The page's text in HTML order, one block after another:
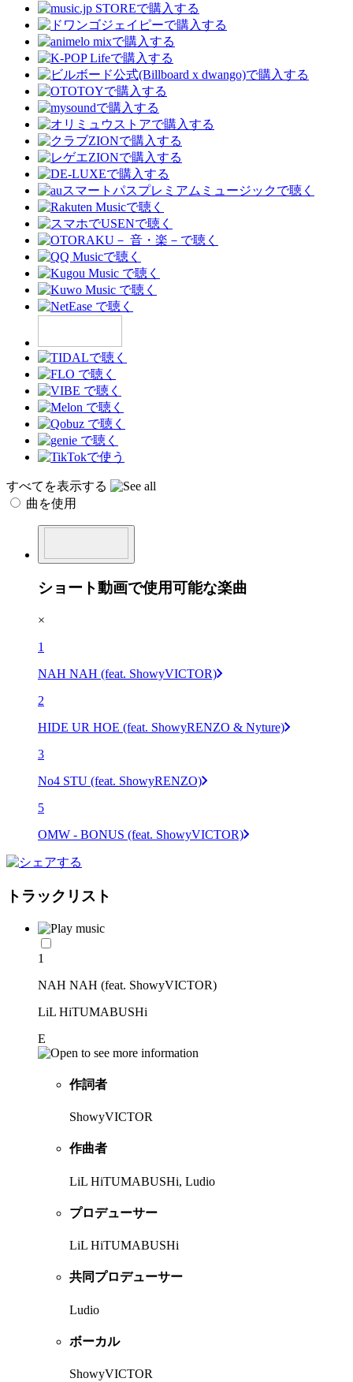
すべてを表示する
曲を使用
ショート動画で使用可能な楽曲
×
1
NAH NAH (feat. ShowyVICTOR)
2
HIDE UR HOE (feat. ShowyRENZO & Nyture)
3
No4 STU (feat. ShowyRENZO)
5
OMW - BONUS (feat. ShowyVICTOR)
トラックリスト
1
NAH NAH (feat. ShowyVICTOR)
LiL HiTUMABUSHi
E
作詞者
ShowyVICTOR
作曲者
LiL HiTUMABUSHi, Ludio
プロデューサー
LiL HiTUMABUSHi
共同プロデューサー
Ludio
ボーカル
ShowyVICTOR